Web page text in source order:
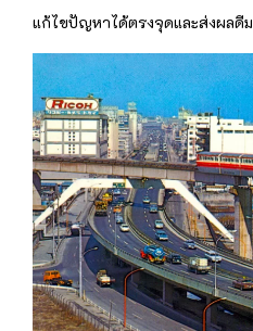
แก้ไขปัญหาได้ตรงจุดและส่งผลดี